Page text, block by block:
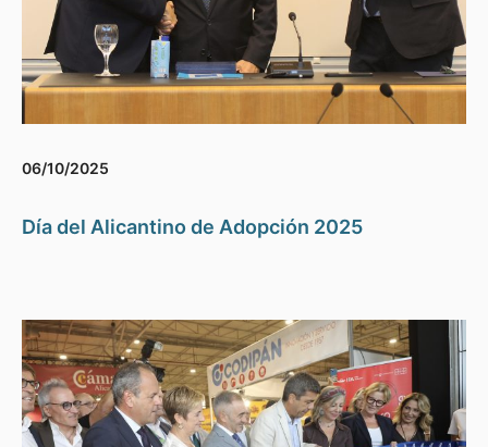
06/10/2025
Día del Alicantino de Adopción 2025